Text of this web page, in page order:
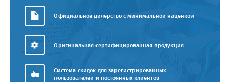
Официальное дилерство с минимальной наценкой
Оригинальная сертифицированная продукция
Система скидок для зарегистрированных
пользователей и постоянных клиентов